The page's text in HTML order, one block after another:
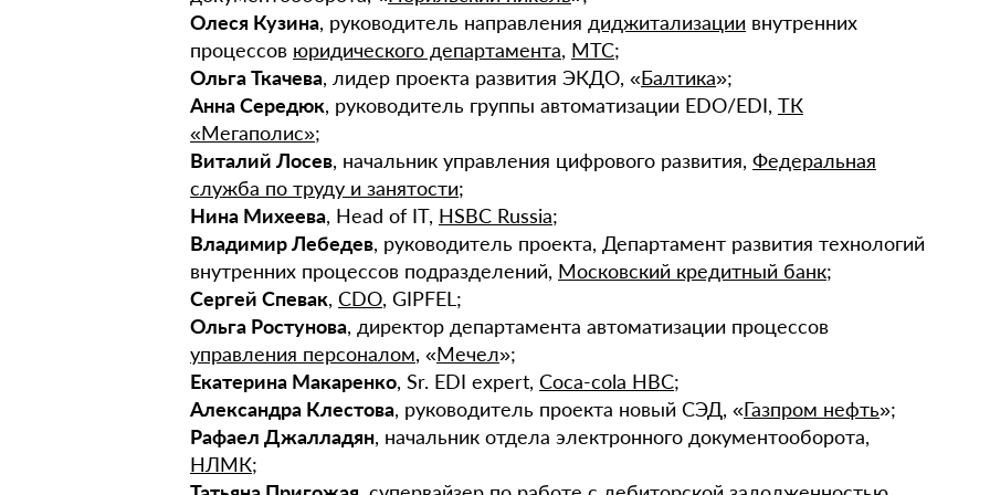
Олеся Кузина, руководитель направления диджитализации внутренних
процессов юридического департамента, МТС;
Ольга Ткачева, лидер проекта развития ЭКДО, «Балтика»;
Анна Середюк, руководитель группы автоматизации EDO/EDI, ТК
«Мегаполис»;
Виталий Лосев, начальник управления цифрового развития, Федеральная
служба по труду и занятости;
Нина Михеева, Head of IT, HSBC Russia;
Владимир Лебедев, руководитель проекта, Департамент развития технологий
внутренних процессов подразделений, Московский кредитный банк;
Сергей Спевак, CDO, GIPFEL;
Ольга Ростунова, директор департамента автоматизации процессов
управления персоналом, «Мечел»;
Екатерина Макаренко, Sr. EDI expert, Coca-cola HBC;
Александра Клестова, руководитель проекта новый СЭД, «Газпром нефть»;
Рафаел Джалладян, начальник отдела электронного документооборота,
НЛМК;